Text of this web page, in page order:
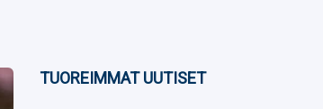
TUOREIMMAT UUTISET